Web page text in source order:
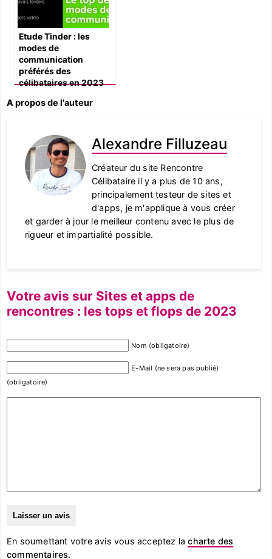
Etude Tinder : les
modes de
communication
préférés des
célibataires en 2023
A propos de l'auteur
Alexandre Filluzeau
Créateur du site Rencontre
Célibataire il y a plus de 10 ans,
principalement testeur de sites et
d'apps, je m'applique à vous créer
et garder à jour le meilleur contenu avec le plus de
rigueur et impartialité possible.
Votre avis sur Sites et apps de
rencontres : les tops et flops de 2023
Nom (obligatoire)
E-Mail (ne sera pas publié)
(obligatoire)
En soumettant votre avis vous acceptez lacharte des
commentaires.